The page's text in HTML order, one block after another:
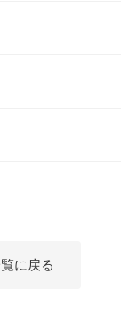
に戻る